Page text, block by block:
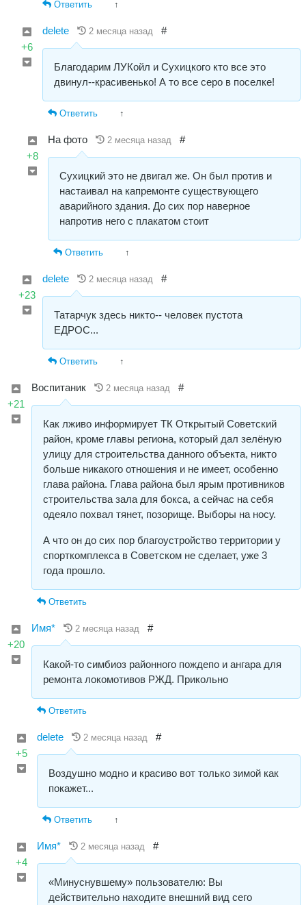
Ответить ↑
+6
delete 2 месяца назад #
Благодарим ЛУКойл и Сухицкого кто все это
двинул--красивенько! А то все серо в поселке!
Ответить ↑
+8
На фото 2 месяца назад #
Сухицкий это не двигал же. Он был против и
настаивал на капремонте существующего
аварийного здания. До сих пор наверное
напротив него с плакатом стоит
Ответить ↑
+23
delete 2 месяца назад #
Татарчук здесь никто-- человек пустота
ЕДРОС...
Ответить ↑
+21
Воспитаник 2 месяца назад #
Как лживо информирует ТК Открытый Советский
район, кроме главы региона, который дал зелёную
улицу для строительства данного объекта, никто
больше никакого отношения и не имеет, особенно
глава района. Глава района был ярым противников
строительства зала для бокса, а сейчас на себя
одеяло похвал тянет, позорище. Выборы на носу.
А что он до сих пор благоустройство территории у
спорткомплекса в Советском не сделает, уже 3
года прошло.
Ответить
+20
Имя* 2 месяца назад #
Какой-то симбиоз районного пождепо и ангара для
ремонта локомотивов РЖД. Прикольно
Ответить
+5
delete 2 месяца назад #
Воздушно модно и красиво вот только зимой как
покажет...
Ответить ↑
+4
Имя* 2 месяца назад #
«Минуснувшему» пользователю: Вы
действительно находите внешний вид сего